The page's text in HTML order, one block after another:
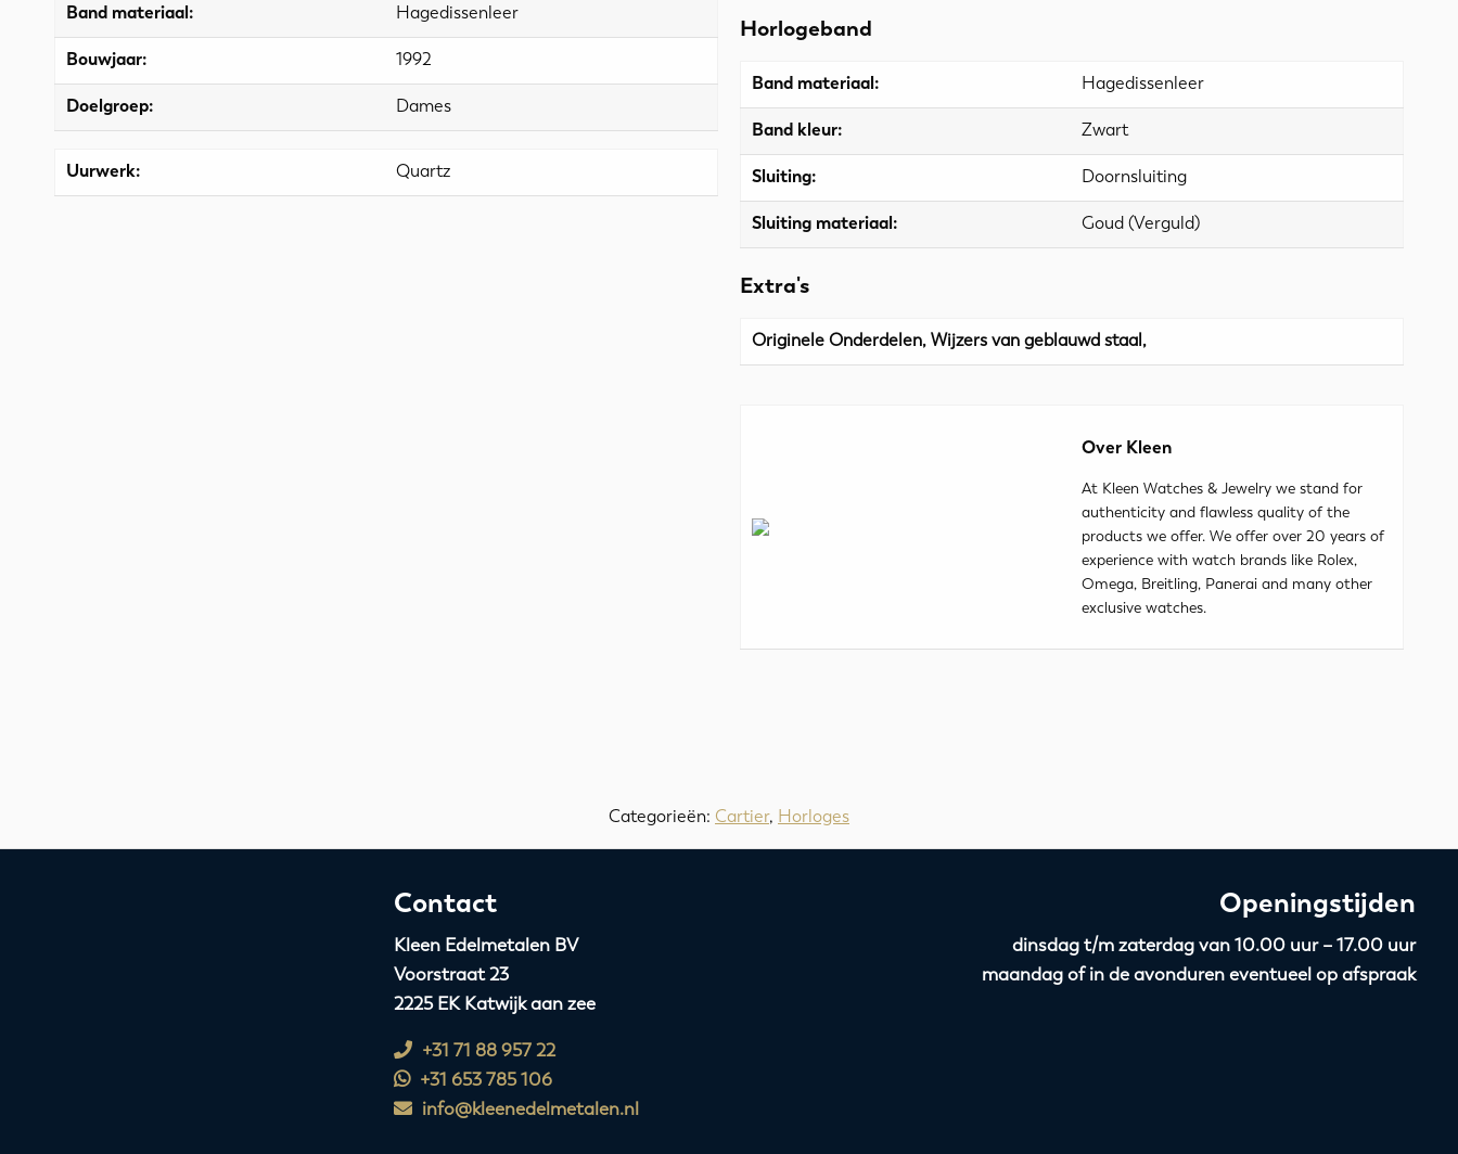
Band materiaal: Hagedissenleer
Bouwjaar: 1992
Doelgroep: Dames
Uurwerk: Quartz
Horlogeband
Band materiaal: Hagedissenleer
Band kleur: Zwart
Sluiting: Doornsluiting
Sluiting materiaal: Goud (Verguld)
Extra's
Originele Onderdelen, Wijzers van geblauwd staal,
Over Kleen
At Kleen Watches & Jewelry we stand for
authenticity and flawless quality of the
products we offer. We offer over 20 years of
experience with watch brands like Rolex,
Omega, Breitling, Panerai and many other
exclusive watches.
Categorieën: Cartier, Horloges
Contact
Kleen Edelmetalen BV
Voorstraat 23
2225 EK Katwijk aan zee
+31 71 88 957 22
+31 653 785 106
info@kleenedelmetalen.nl
Openingstijden
dinsdag t/m zaterdag van 10.00 uur – 17.00 uur
maandag of in de avonduren eventueel op afspraak